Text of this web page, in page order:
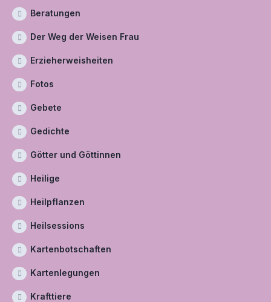
Beratungen
Der Weg der Weisen Frau
Erzieherweisheiten
Fotos
Gebete
Gedichte
Götter und Göttinnen
Heilige
Heilpflanzen
Heilsessions
Kartenbotschaften
Kartenlegungen
Krafttiere